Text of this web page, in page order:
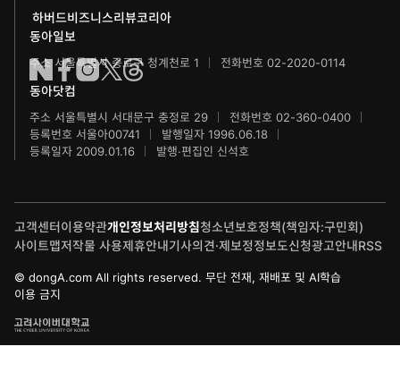
수학동아
어린이수학동아
IT동아
동아주니어음악콩쿠르
동아주니어국악콩쿠르
동아마라톤
동아연극상
제주 국제사진공모전
하서학술재단
하버드비즈니스리뷰코리아
동아일보
주소 서울특별시 종로구 청계천로 1 전화번호 02-2020-0114
동아닷컴
주소 서울특별시 서대문구 충정로 29
전화번호 02-360-0400
등록번호 서울아00741
발행일자 1996.06.18
등록일자 2009.01.16
발행·편집인 신석호
고객센터이용약관개인정보처리방침청소년보호정책(책임자:구민회)
사이트맵저작물 사용제휴안내기사의견·제보정정보도신청광고안내RSS
© dongA.com All rights reserved. 무단 전재, 재배포 및 AI학습
이용 금지